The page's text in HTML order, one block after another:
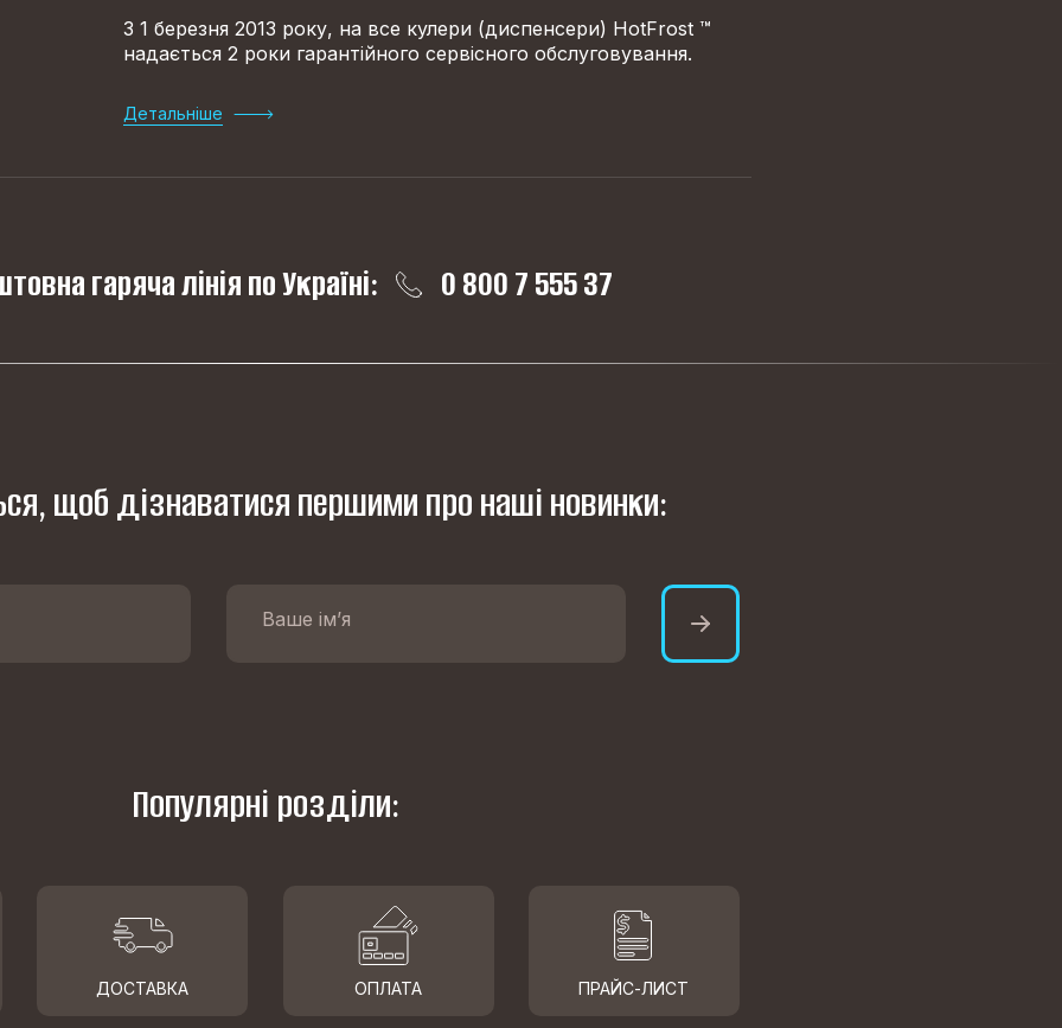
З 1 березня 2013 року, на все кулери (диспенсери) HotFrost ™
надається 2 роки гарантійного сервісного обслуговування.
Детальніше
гаряча лінія по Україні: 0 800 7 555 37
щоб дізнаватися першими про наші новинки:
Популярні розділи:
ДОСТАВКА ОПЛАТА ПРАЙС-ЛИСТ